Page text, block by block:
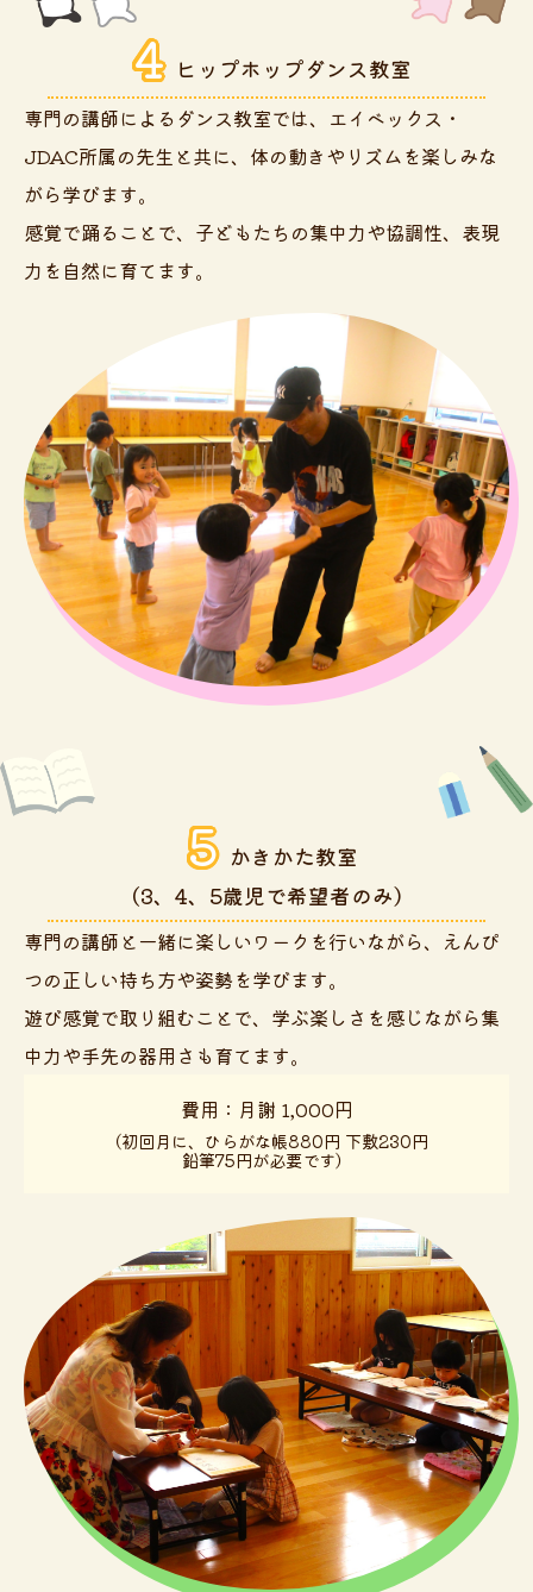
4 ヒップホップダンス教室
専門の講師によるダンス教室では、エイベックス・
JDAC所属の先生と共に、体の動きやリズムを楽しみな
がら学びます。
感覚で踊ることで、子どもたちの集中力や協調性、表現
力を自然に育てます。
5 かきかた教室
（3、4、5歳児で希望者のみ）
専門の講師と一緒に楽しいワークを行いながら、えんぴ
つの正しい持ち方や姿勢を学びます。
遊び感覚で取り組むことで、学ぶ楽しさを感じながら集
中力や手先の器用さも育てます。
費用：月謝 1,000円
（初回月に、ひらがな帳880円 下敷230円
鉛筆75円が必要です）